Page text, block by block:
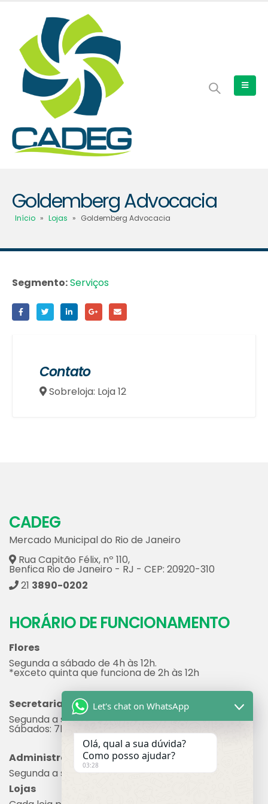
Goldemberg Advocacia
Início » Lojas » Goldemberg Advocacia
Segmento:Serviços
Contato
Sobreloja: Loja 12
CADEG
Mercado Municipal do Rio de Janeiro
Rua Capitão Félix, nº 110,
Benfica Rio de Janeiro - RJ - CEP: 20920-310
21 3890-0202
HORÁRIO DE FUNCIONAMENTO
Flores
Segunda a sábado de 4h às 12h.
*exceto quinta que funciona de 2h às 12h
Secretaria
Segunda a sexta: 7h às 17h
Sábados: 7h às 12h
Administração
Segunda a sexta: 8h às 17h
Lojas
Let's chat on WhatsApp
Olá, qual a sua dúvida?
Como posso ajudar?
03:28